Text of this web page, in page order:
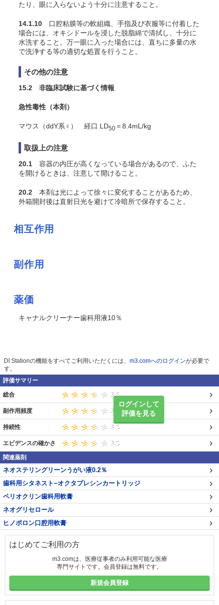
たり、眼に入らないよう十分に注意すること。
14.1.10 口腔粘膜等の軟組織、手指及び衣服等に付着した
場合には、オキシドールを浸した脱脂綿で清拭し、十分に
水洗すること。万一眼に入った場合には、直ちに多量の水
で洗浄する等の適切な処置を行うこと。
その他の注意
15.2 非臨床試験に基づく情報
急性毒性（本剤）
マウス（ddY系♀） 経口 LD50 ＝8.4mL/kg
取扱上の注意
20.1 容器の内圧が高くなっている場合があるので、ふた
を開けるときは、注意して開けること。
20.2 本剤は光によって徐々に変化することがあるため、
外箱開封後は直射日光を避けて冷暗所で保存すること。
相互作用
副作用
薬価
キャナルクリーナー歯科用液10％
DI Stationの機能をすべてご利用いただくには、 m3.comへのログインが必要で
す。
評価サマリー
ログインして
評価を見る
総合
副作用頻度
持続性
エビデンスの確かさ
関連薬剤
ネオステリングリーンうがい液0.2％
歯科用シタネスト−オクタプレシンカートリッジ
ペリオクリン歯科用軟膏
ネオグリセロール
ヒノポロン口腔用軟膏
はじめてご利用の方
m3.comは、医療従事者のみ利用可能な医療
専門サイトです。会員登録は無料です。
新規会員登録